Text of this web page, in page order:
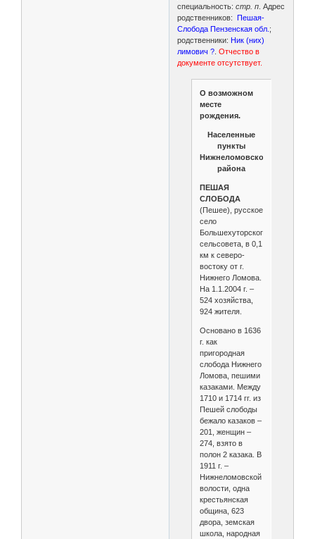
специальность:стр. п . Адрес
родственников:Пешая-
Слобода Пензенская обл. ;
родственники: Ник (них)
лимович ? .Отчество в
документе отсутствует.
О возможном
месте
рождения.
Населенные
пункты
Нижнеломовского
района
ПЕШАЯ
СЛОБОДА
(Пешее), русское
село
Большехуторского
сельсовета, в 0,1
км к северо-
востоку от г.
Нижнего Ломова.
На 1.1.2004 г. –
524 хозяйства,
924 жителя.
Основано в 1636
г. как
пригородная
слобода Нижнего
Ломова, пешими
казаками. Между
1710 и 1714 гг. из
Пешей слободы
бежало казаков –
201, женщин –
274, взято в
полон 2 казака. В
1911 г. –
Нижнеломовской
волости, одна
крестьянская
община, 623
двора, земская
школа, народная